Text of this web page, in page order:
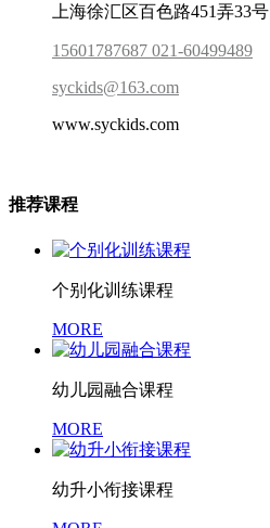
上海徐汇区百色路451弄33号
15601787687 021-60499489
syckids@163.com
www.syckids.com
推荐课程
个别化训练课程
MORE
幼儿园融合课程
MORE
幼升小衔接课程